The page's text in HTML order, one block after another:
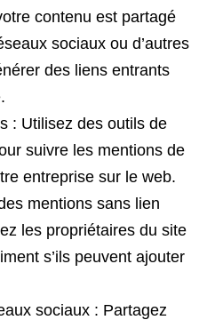
contenu est partagé
sociaux ou d’autres
des liens entrants
: Utilisez des outils de
suivre les mentions de
entreprise sur le web.
mentions sans lien
les propriétaires du site
s’ils peuvent ajouter
sociaux : Partagez